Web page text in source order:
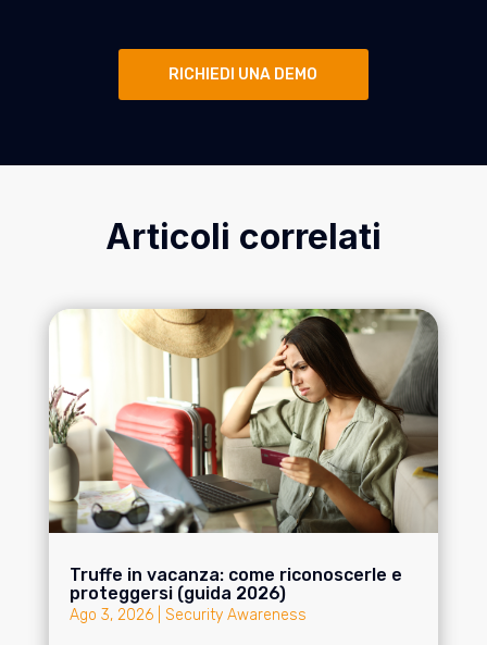
RICHIEDI UNA DEMO
Articoli correlati
Truffe in vacanza: come riconoscerle e
proteggersi (guida 2026)
Ago 3, 2026| Security Awareness